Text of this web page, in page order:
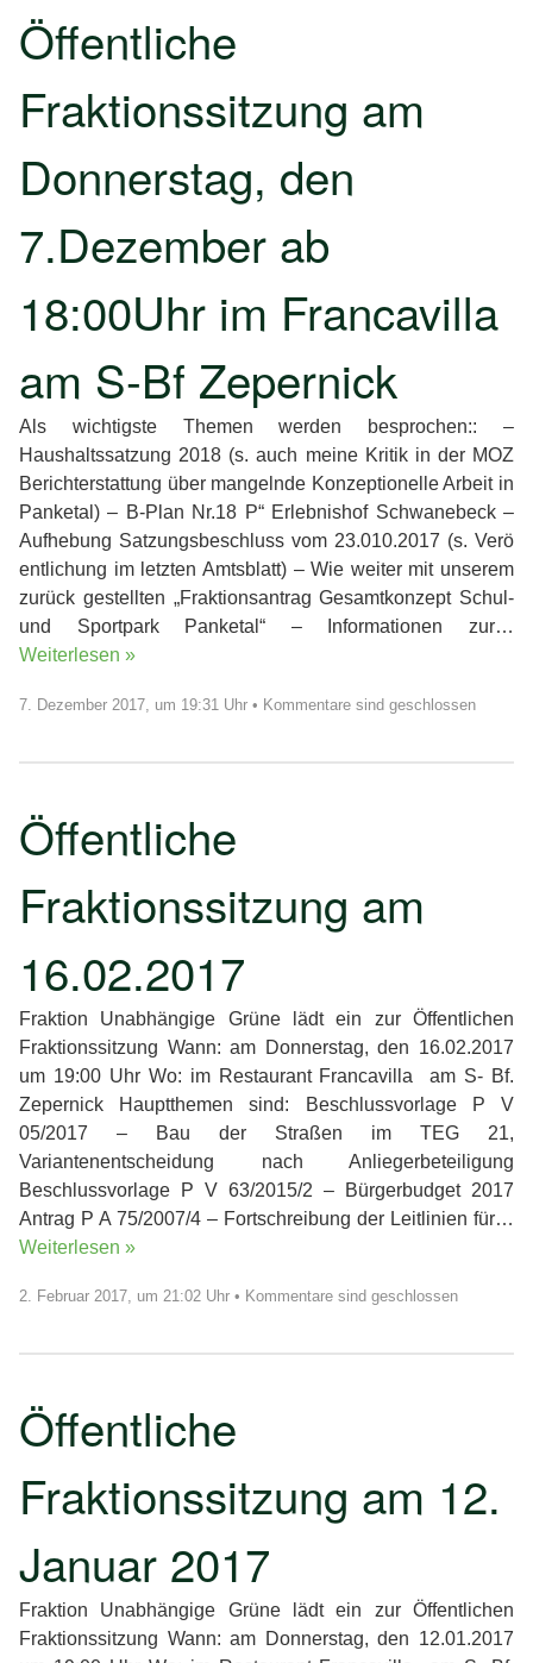
Öffentliche
Fraktionssitzung am
Donnerstag, den
7.Dezember ab
18:00Uhr im Francavilla
am S-Bf Zepernick
Als wichtigste Themen werden besprochen:: –
Haushaltssatzung 2018 (s. auch meine Kritik in der MOZ
Berichterstattung über mangelnde Konzeptionelle Arbeit in
Panketal) – B-Plan Nr.18 P“ Erlebnishof Schwanebeck –
Aufhebung Satzungsbeschluss vom 23.010.2017 (s. Verö
entlichung im letzten Amtsblatt) – Wie weiter mit unserem
zurück gestellten „Fraktionsantrag Gesamtkonzept Schul-
und Sportpark Panketal“ – Informationen zur…
Weiterlesen »
7. Dezember 2017, um 19:31 Uhr • Kommentare sind geschlossen
Öffentliche
Fraktionssitzung am
16.02.2017
Fraktion Unabhängige Grüne lädt ein zur Öffentlichen
Fraktionssitzung Wann: am Donnerstag, den 16.02.2017
um 19:00 Uhr Wo: im Restaurant Francavilla am S- Bf.
Zepernick Hauptthemen sind: Beschlussvorlage P V
05/2017 – Bau der Straßen im TEG 21,
Variantenentscheidung nach Anliegerbeteiligung
Beschlussvorlage P V 63/2015/2 – Bürgerbudget 2017
Antrag P A 75/2007/4 – Fortschreibung der Leitlinien für…
Weiterlesen »
2. Februar 2017, um 21:02 Uhr • Kommentare sind geschlossen
Öffentliche
Fraktionssitzung am 12.
Januar 2017
Fraktion Unabhängige Grüne lädt ein zur Öffentlichen
Fraktionssitzung Wann: am Donnerstag, den 12.01.2017